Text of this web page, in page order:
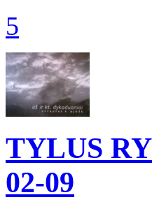
5
TYLUS
02-09